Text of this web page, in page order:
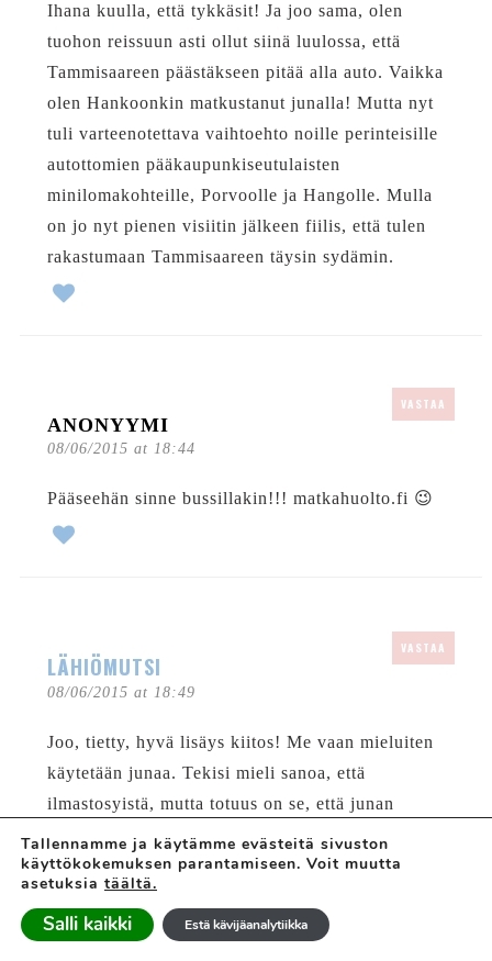
Ihana kuulla, että tykkäsit! Ja joo sama, olen
tuohon reissuun asti ollut siinä luulossa, että
Tammisaareen päästäkseen pitää alla auto. Vaikka
olen Hankoonkin matkustanut junalla! Mutta nyt
tuli varteenotettava vaihtoehto noille perinteisille
autottomien pääkaupunkiseutulaisten
minilomakohteille, Porvoolle ja Hangolle. Mulla
on jo nyt pienen visiitin jälkeen fiilis, että tulen
rakastumaan Tammisaareen täysin sydämin.
ANONYYMI
08/06/2015 at 18:44
VASTAA
Pääseehän sinne bussillakin!!! matkahuolto.fi 😉
LÄHIÖMUTSI
08/06/2015 at 18:49
VASTAA
Joo, tietty, hyvä lisäys kiitos! Me vaan mieluiten
käytetään junaa. Tekisi mieli sanoa, että
ilmastosyistä, mutta totuus on se, että junan
leikkivaunu, melkein aina toimivat vessat ja
mahdollisuus kävellä tekevät reissuista aika paljon
leppoisampia vilkkaan minimatkaseuralaisen
kanssa 🙂
Tallennamme ja käytämme evästeitä sivuston
käyttökokemuksen parantamiseen. Voit muutta
asetuksia täältä.
Salli kaikki Estä kävijäanalytiikka